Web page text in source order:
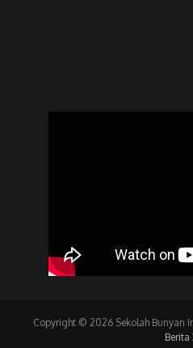
Copyright © 2026 Sekolah Bunyan
Berita